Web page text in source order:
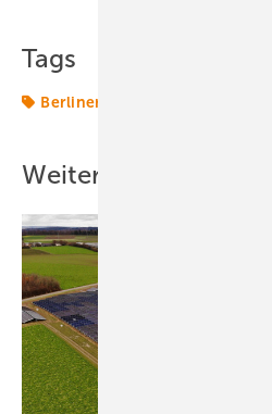
Tags
Berliner Stadtwerke
Weitere Inhalte